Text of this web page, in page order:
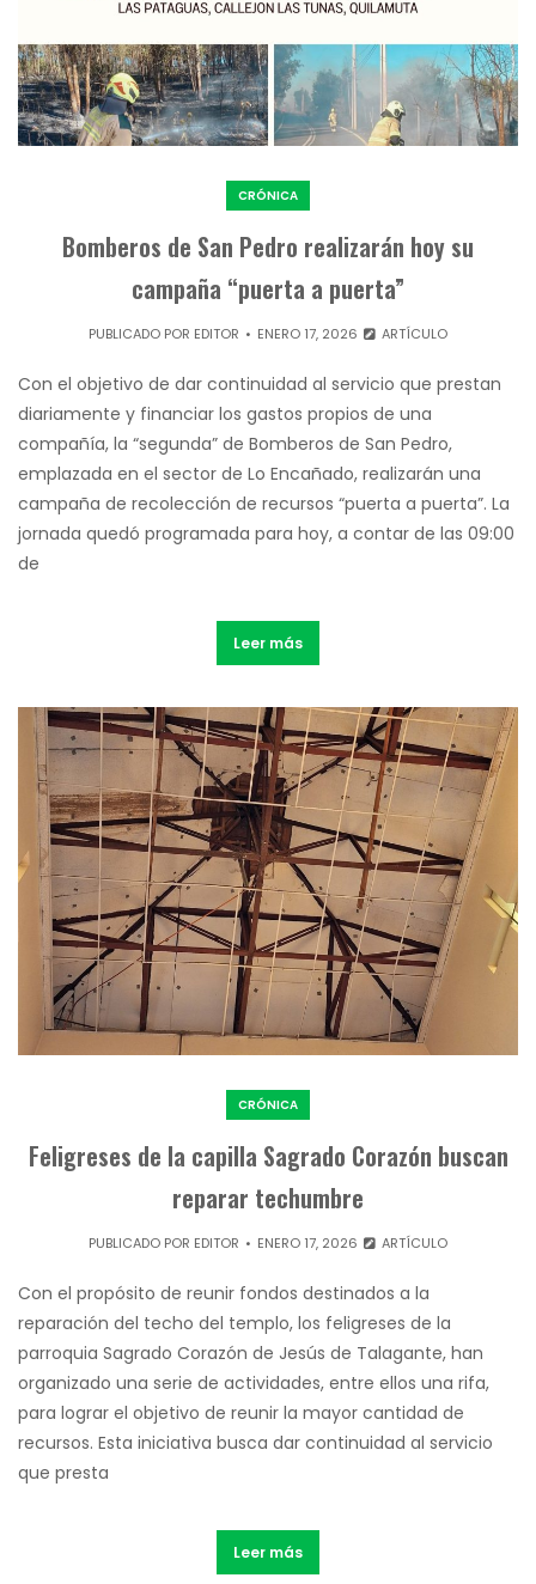
CRÓNICA
Bomberos de San Pedro realizarán hoy su
campaña “puerta a puerta”
PUBLICADO POR EDITOR ENERO 17, 2026 ARTÍCULO
Con el objetivo de dar continuidad al servicio que prestan
diariamente y financiar los gastos propios de una
compañía, la “segunda” de Bomberos de San Pedro,
emplazada en el sector de Lo Encañado, realizarán una
campaña de recolección de recursos “puerta a puerta”. La
jornada quedó programada para hoy, a contar de las 09:00
de
Leer más
CRÓNICA
Feligreses de la capilla Sagrado Corazón buscan
reparar techumbre
PUBLICADO POR EDITOR ENERO 17, 2026 ARTÍCULO
Con el propósito de reunir fondos destinados a la
reparación del techo del templo, los feligreses de la
parroquia Sagrado Corazón de Jesús de Talagante, han
organizado una serie de actividades, entre ellos una rifa,
para lograr el objetivo de reunir la mayor cantidad de
recursos. Esta iniciativa busca dar continuidad al servicio
que presta
Leer más